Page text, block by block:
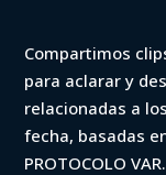
VAR -
(min. 75)
Iniciá sesión
Compartimos
para aclarar y
relacionadas a
fecha, basadas en
PROTOCOLO VAR.